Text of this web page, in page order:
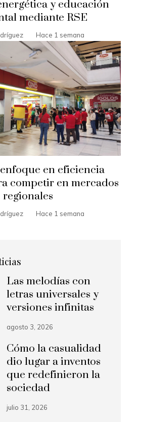
y educación
mediante RSE
Hace 1 semana
en eficiencia
competir en mercados
regionales
Hace 1 semana
Las melodías con
letras universales y
versiones infinitas
agosto 3, 2026
Cómo la casualidad
dio lugar a inventos
que redefinieron la
sociedad
julio 31, 2026